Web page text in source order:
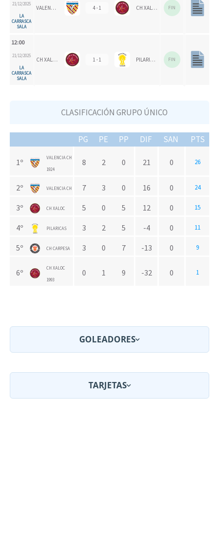
21/12/2025
LA
CARRASCA
SALA
VALENCIA CH 1924 4 - 1 CH XALOC FIN
12:00
21/12/2025
LA
CARRASCA
SALA
CH XALOC 1993 1 - 1 PILARICAS FIN
CLASIFICACIÓN GRUPO ÚNICO
PG PE PP DIF SAN PTS
1º VALENCIA CH
1924
8 2 0 21 0 26
2º VALENCIA CH 7 3 0 16 0 24
3º CH XALOC 5 0 5 12 0 15
4º PILARICAS 3 2 5 -4 0 11
5º CH CARPESA 3 0 7 -13 0 9
6º CH XALOC
1993
0 1 9 -32 0 1
GOLEADORES
TARJETAS